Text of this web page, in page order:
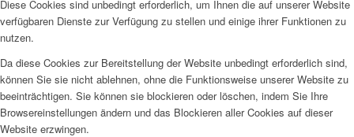
Diese Cookies sind unbedingt erforderlich, um Ihnen die auf unserer Website
verfügbaren Dienste zur Verfügung zu stellen und einige ihrer Funktionen zu
nutzen.
Da diese Cookies zur Bereitstellung der Website unbedingt erforderlich sind,
können Sie sie nicht ablehnen, ohne die Funktionsweise unserer Website zu
beeinträchtigen. Sie können sie blockieren oder löschen, indem Sie Ihre
Browsereinstellungen ändern und das Blockieren aller Cookies auf dieser
Website erzwingen.